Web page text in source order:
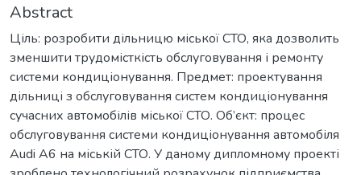
Abstract
Ціль: розробити дільницю міської СТО, яка дозволить
зменшити трудомісткість обслуговування і ремонту
системи кондиціонування. Предмет: проектування
дільниці з обслуговування систем кондиціонування
сучасних автомобілів міської СТО. Об’єкт: процес
обслуговування системи кондиціонування автомобіля
Audi A6 на міській СТО. У даному дипломному проекті